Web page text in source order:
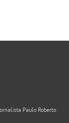
Paulo Roberto